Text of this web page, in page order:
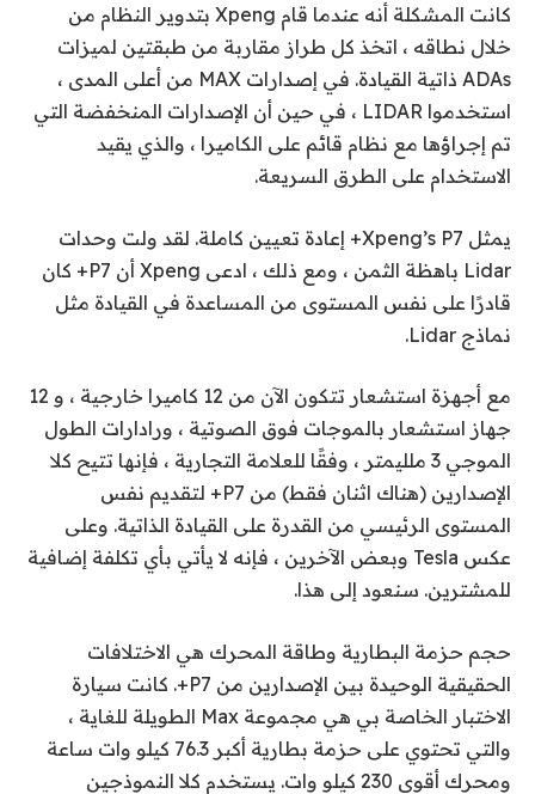
كانت المشكلة أنه عندما قام Xpeng بتدوير النظام من
خلال نطاقه ، اتخذ كل طراز مقاربة من طبقتين لميزات
ADAs ذاتية القيادة. في إصدارات MAX من أعلى المدى ،
استخدموا LIDAR ، في حين أن الإصدارات المنخفضة التي
تم إجراؤها مع نظام قائم على الكاميرا ، والذي يقيد
الاستخدام على الطرق السريعة.
يمثل Xpeng’s P7+ إعادة تعيين كاملة. لقد ولت وحدات
Lidar باهظة الثمن ، ومع ذلك ، ادعى Xpeng أن P7+ كان
قادرًا على نفس المستوى من المساعدة في القيادة مثل
نماذج Lidar.
مع أجهزة استشعار تتكون الآن من 12 كاميرا خارجية ، و 12
جهاز استشعار بالموجات فوق الصوتية ، ورادارات الطول
الموجي 3 ملليمتر ، وفقًا للعلامة التجارية ، فإنها تتيح كلا
الإصدارين (هناك اثنان فقط) من P7+ لتقديم نفس
المستوى الرئيسي من القدرة على القيادة الذاتية. وعلى
عكس Tesla وبعض الآخرين ، فإنه لا يأتي بأي تكلفة إضافية
للمشترين. سنعود إلى هذا.
حجم حزمة البطارية وطاقة المحرك هي الاختلافات
الحقيقية الوحيدة بين الإصدارين من P7+. كانت سيارة
الاختبار الخاصة بي هي مجموعة Max الطويلة للغاية ،
والتي تحتوي على حزمة بطارية أكبر 76.3 كيلو وات ساعة
ومحرك أقوى 230 كيلو وات. يستخدم كلا النموذجين